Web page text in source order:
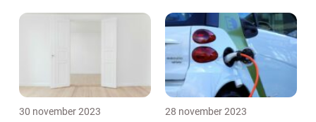
30 november 2023 28 november 2023